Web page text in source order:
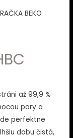
BEKO
až 99,9 %
pary a
perfektne
dobu čistá,